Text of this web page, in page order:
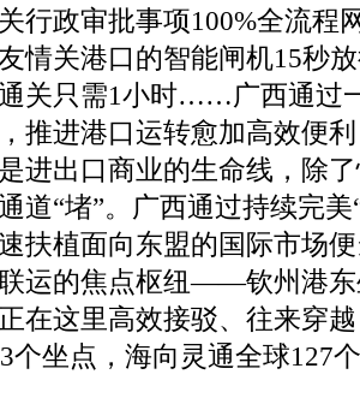
行政审批事项100%全流程
情关港口的智能闸机15秒
关只需1小时……广西通过
推进港口运转愈加高效便
进出口商业的生命线，除
道“堵”。广西通过持续完
扶植面向东盟的国际市场
运的焦点枢纽——钦州港东
在这里高效接驳、往来穿
个坐点，海向灵通全球127